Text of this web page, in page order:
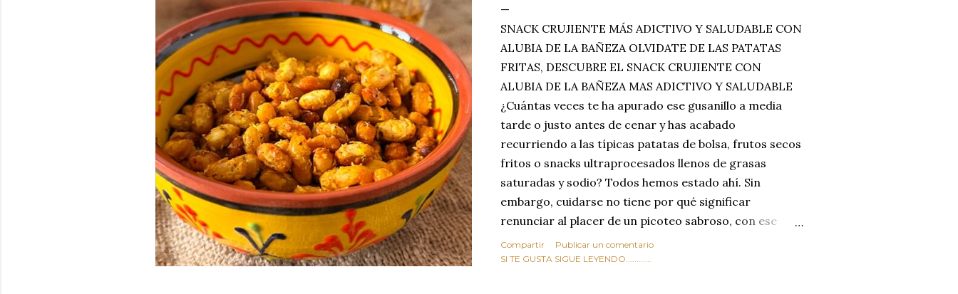
SNACK CRUJIENTE MÁS ADICTIVO Y SALUDABLE CON
ALUBIA DE LA BAÑEZA OLVIDATE DE LAS PATATAS
FRITAS, DESCUBRE EL SNACK CRUJIENTE CON
ALUBIA DE LA BAÑEZA MAS ADICTIVO Y SALUDABLE
¿Cuántas veces te ha apurado ese gusanillo a media
tarde o justo antes de cenar y has acabado
recurriendo a las típicas patatas de bolsa, frutos secos
fritos o snacks ultraprocesados llenos de grasas
saturadas y sodio? Todos hemos estado ahí. Sin
embargo, cuidarse no tiene por qué significar
renunciar al placer de un picoteo sabroso, con ese
toque tostado y crujiente que tanto nos satisface.
Estas alubias crujientes al horno van a cambiar por
Compartir
Publicar un comentario
SI TE GUSTA SIGUE LEYENDO............